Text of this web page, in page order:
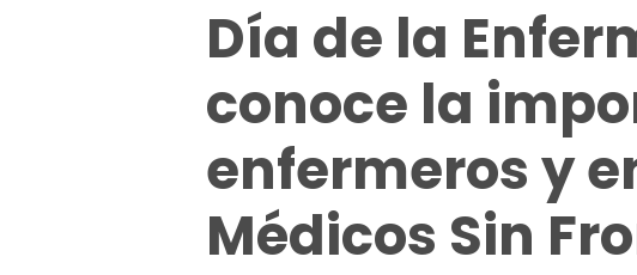
Día de la
conoce la
enfermeros y
Médicos Sin